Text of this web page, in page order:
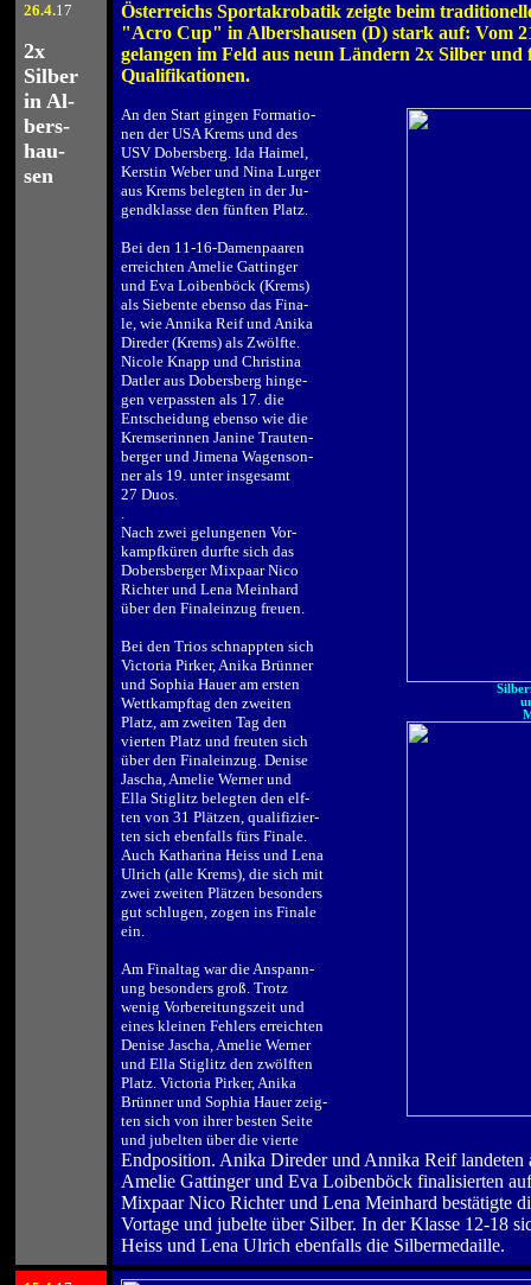
26.4.17
2x
Silber
in Al-
bers-
hau-
sen
Österreichs Sportakrobatik zeigte beim
"Acro Cup" in Albershausen (D) stark auf: Vom
gelangen im Feld aus neun Ländern 2x Silber
Qualifikationen.
An den Start gingen Formatio-
nen der USA Krems und des
USV Dobersberg. Ida Haimel,
Kerstin Weber und Nina Lurger
aus Krems belegten in der Ju-
gendklasse den fünften Platz.
Bei den 11-16-Damenpaaren
erreichten Amelie Gattinger
und Eva Loibenböck (Krems)
als Siebente ebenso das Fina-
le, wie Annika Reif und Anika
Direder (Krems) als Zwölfte.
Nicole Knapp und Christina
Datler aus Dobersberg hinge-
gen verpassten als 17. die
Entscheidung ebenso wie die
Kremserinnen Janine Trauten-
berger und Jimena Wagenson-
ner als 19. unter insgesamt
27 Duos.
.
Nach zwei gelungenen Vor-
kampfküren durfte sich das
Dobersberger Mixpaar Nico
Richter und Lena Meinhard
über den Finaleinzug freuen.
Bei den Trios schnappten sich
Victoria Pirker, Anika Brünner
und Sophia Hauer am ersten
Wettkampftag den zweiten
Platz, am zweiten Tag den
vierten Platz und freuten sich
über den Finaleinzug. Denise
Jascha, Amelie Werner und
Ella Stiglitz belegten den elf-
ten von 31 Plätzen, qualifizier-
ten sich ebenfalls fürs Finale.
Auch Katharina Heiss und Lena
Ulrich (alle Krems), die sich mit
zwei zweiten Plätzen besonders
gut schlugen, zogen ins Finale
ein.
Am Finaltag war die Anspann-
ung besonders groß. Trotz
wenig Vorbereitungszeit und
eines kleinen Fehlers erreichten
Denise Jascha, Amelie Werner
und Ella Stiglitz den zwölften
Platz. Victoria Pirker, Anika
Brünner und Sophia Hauer zeig-
ten sich von ihrer besten Seite
und jubelten über die vierte
Endposition. Anika Direder und Annika Reif landeten
Amelie Gattinger und Eva Loibenböck finalisierten
Mixpaar Nico Richter und Lena Meinhard bestätigte
Vortage und jubelte über Silber. In der Klasse 12-18
Heiss und Lena Ulrich ebenfalls die Silbermedaille.